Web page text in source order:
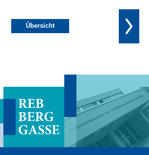
Übersicht